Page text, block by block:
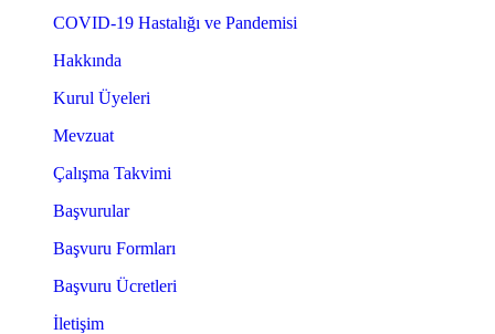
COVID-19 Hastalığı ve Pandemisi
Hakkında
Kurul Üyeleri
Mevzuat
Çalışma Takvimi
Başvurular
Başvuru Formları
Başvuru Ücretleri
İletişim